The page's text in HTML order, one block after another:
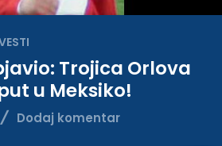
Trojica Orlova
u Meksiko!
Dodaj komentar